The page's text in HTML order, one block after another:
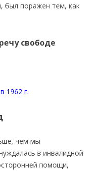
был поражен тем, как
свободе
1962 г.
чем мы
в инвалидной
помощи,